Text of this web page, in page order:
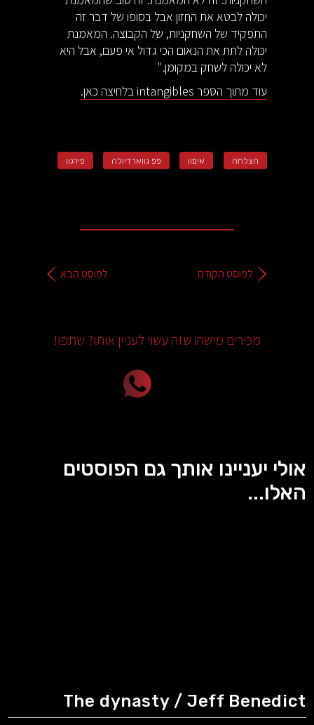
יכולה לבטא את החזון אבל בסופו של דבר זה
התפקיד של השחקניות, של הקבוצה. המאמנת
יכולה לתת את הנאום הכי גדול אי פעם, אבל היא
לא יכולה לשחק במקומן."
עוד מתוך הספר intangibles בלחיצה כאן.
הצלחה אימון פפ גווארדיולה פירגון
לפוסט הקודם לפוסט הבא
מכירים מישהו שזה עשוי לעניין אותו? שתפו!
אולי יעניינו אותך גם הפוסטים
האלו...
The dynasty / Jeff Benedict